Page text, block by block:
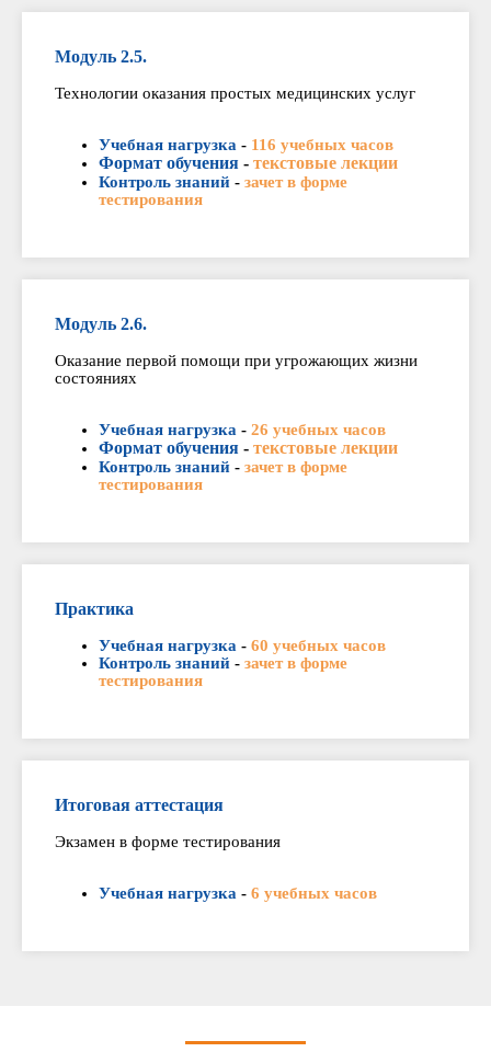
Модуль 2.5.
Технологии оказания простых медицинских услуг
Учебная нагрузка - 116 учебных часов
Формат обучения - текстовые лекции
Контроль знаний - зачет в форме
тестирования
Модуль 2.6.
Оказание первой помощи при угрожающих жизни
состояниях
Учебная нагрузка - 26 учебных часов
Формат обучения - текстовые лекции
Контроль знаний - зачет в форме
тестирования
Практика
Учебная нагрузка - 60 учебных часов
Контроль знаний - зачет в форме
тестирования
Итоговая аттестация
Экзамен в форме тестирования
Учебная нагрузка - 6 учебных часов